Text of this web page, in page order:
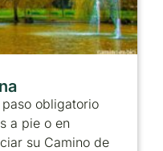
obligatorio
a pie o en
su Camino de